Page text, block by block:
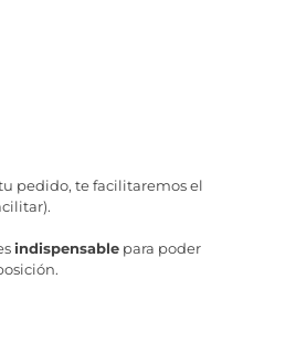
pedido, te facilitaremos el
indispensablepara poder